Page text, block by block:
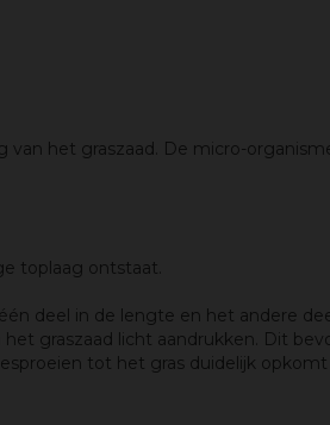
het graszaad. De micro-
toplaag ontstaat.
deel in de lengte en het andere
graszaad licht aandrukken. Dit
tot het gras duidelijk